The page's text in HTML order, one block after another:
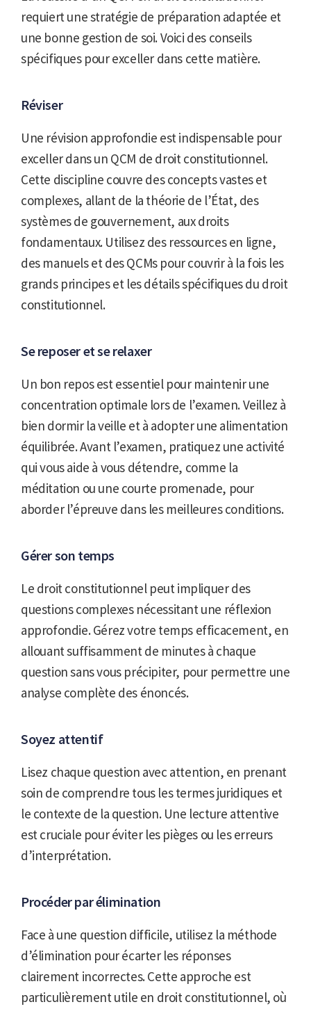
requiert une stratégie de préparation adaptée et
une bonne gestion de soi. Voici des conseils
spécifiques pour exceller dans cette matière.
Réviser
Une révision approfondie est indispensable pour
exceller dans un QCM de droit constitutionnel.
Cette discipline couvre des concepts vastes et
complexes, allant de la théorie de l’État, des
systèmes de gouvernement, aux droits
fondamentaux. Utilisez des ressources en ligne,
des manuels et des QCMs pour couvrir à la fois les
grands principes et les détails spécifiques du droit
constitutionnel.
Se reposer et se relaxer
Un bon repos est essentiel pour maintenir une
concentration optimale lors de l’examen. Veillez à
bien dormir la veille et à adopter une alimentation
équilibrée. Avant l’examen, pratiquez une activité
qui vous aide à vous détendre, comme la
méditation ou une courte promenade, pour
aborder l’épreuve dans les meilleures conditions.
Gérer son temps
Le droit constitutionnel peut impliquer des
questions complexes nécessitant une réflexion
approfondie. Gérez votre temps efficacement, en
allouant suffisamment de minutes à chaque
question sans vous précipiter, pour permettre une
analyse complète des énoncés.
Soyez attentif
Lisez chaque question avec attention, en prenant
soin de comprendre tous les termes juridiques et
le contexte de la question. Une lecture attentive
est cruciale pour éviter les pièges ou les erreurs
d’interprétation.
Procéder par élimination
Face à une question difficile, utilisez la méthode
d’élimination pour écarter les réponses
clairement incorrectes. Cette approche est
particulièrement utile en droit constitutionnel, où